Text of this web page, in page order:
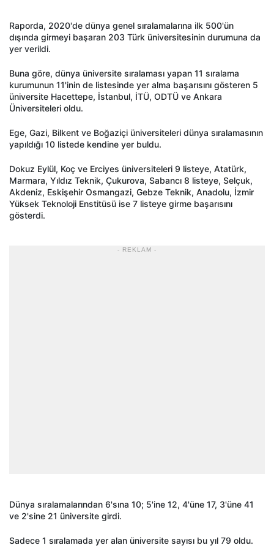
Raporda, 2020'de dünya genel sıralamalarına ilk 500'ün
dışında girmeyi başaran 203 Türk üniversitesinin durumuna da
yer verildi.
Buna göre, dünya üniversite sıralaması yapan 11 sıralama
kurumunun 11'inin de listesinde yer alma başarısını gösteren 5
üniversite Hacettepe, İstanbul, İTÜ, ODTÜ ve Ankara
Üniversiteleri oldu.
Ege, Gazi, Bilkent ve Boğaziçi üniversiteleri dünya sıralamasının
yapıldığı 10 listede kendine yer buldu.
Dokuz Eylül, Koç ve Erciyes üniversiteleri 9 listeye, Atatürk,
Marmara, Yıldız Teknik, Çukurova, Sabancı 8 listeye, Selçuk,
Akdeniz, Eskişehir Osmangazi, Gebze Teknik, Anadolu, İzmir
Yüksek Teknoloji Enstitüsü ise 7 listeye girme başarısını
gösterdi.
- REKLAM -
Dünya sıralamalarından 6'sına 10; 5'ine 12, 4'üne 17, 3'üne 41
ve 2'sine 21 üniversite girdi.
Sadece 1 sıralamada yer alan üniversite sayısı bu yıl 79 oldu.